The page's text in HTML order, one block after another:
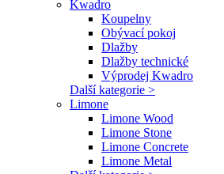
Kwadro
Koupelny
Obývací pokoj
Dlažby
Dlažby technické
Výprodej Kwadro
Další kategorie >
Limone
Limone Wood
Limone Stone
Limone Concrete
Limone Metal